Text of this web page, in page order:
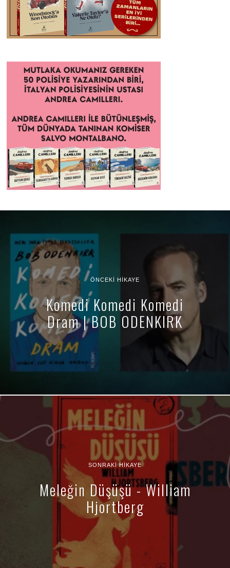
ÖNCEKI HIKAYE
Komedi Komedi Komedi
Dram | BOB ODENKIRK
SONRAKI HIKAYE
Meleğin Düşüşü - William
Hjortberg